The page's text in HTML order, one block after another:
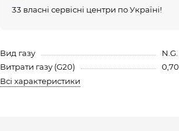
33 власні сервісні центри по Україні!
Вид газу
N.G.
Витрати газу (G20)
Всі характеристики